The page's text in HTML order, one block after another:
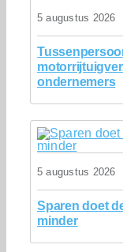
5 augustus 2026
ondernemers
5 augustus 2026
Sparen doet
minder